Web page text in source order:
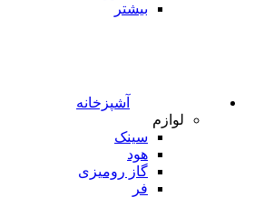
بیشتر
آشپزخانه
لوازم
سینک
هود
گاز رومیزی
فر